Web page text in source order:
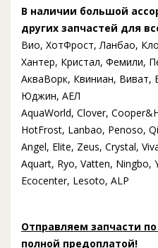
В наличии большой
других запчастей для
Вио, ХотФрост, Ланбао,
Хантер, Кристал, Фемили,
АкваВорк, Квиниан, Виват,
Юджин, АЕЛ
AquaWorld, Clover,
HotFrost, Lanbao, Penoso,
Angel, Elite, Zeus, Crystal,
Aquart, Ryo, Vatten, Ningbo,
Ecocenter, Lesoto, ALP
Отправляем запчасти
полной предоплатой!